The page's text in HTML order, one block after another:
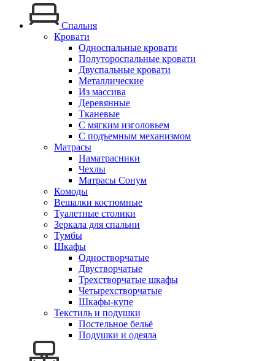
Спальня
Кровати
Односпальные кровати
Полутороспальные кровати
Двуспальные кровати
Металлические
Из массива
Деревянные
Тканевые
С мягким изголовьем
С подъемным механизмом
Матрасы
Наматрасники
Чехлы
Матрасы Сонум
Комоды
Вешалки костюмные
Туалетные столики
Зеркала для спальни
Тумбы
Шкафы
Одностворчатые
Двустворчатые
Трехстворчатые шкафы
Четырехстворчатые
Шкафы-купе
Текстиль и подушки
Постельное бельё
Подушки и одеяла